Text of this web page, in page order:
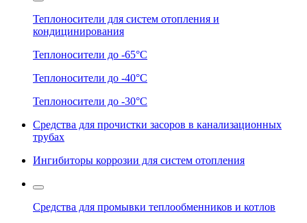
Теплоносители для систем отопления и
кондицинирования
Теплоносители до -65°C
Теплоносители до -40°C
Теплоносители до -30°C
Средства для прочистки засоров в канализационных
трубах
Ингибиторы коррозии для систем отопления
Средства для промывки теплообменников и котлов